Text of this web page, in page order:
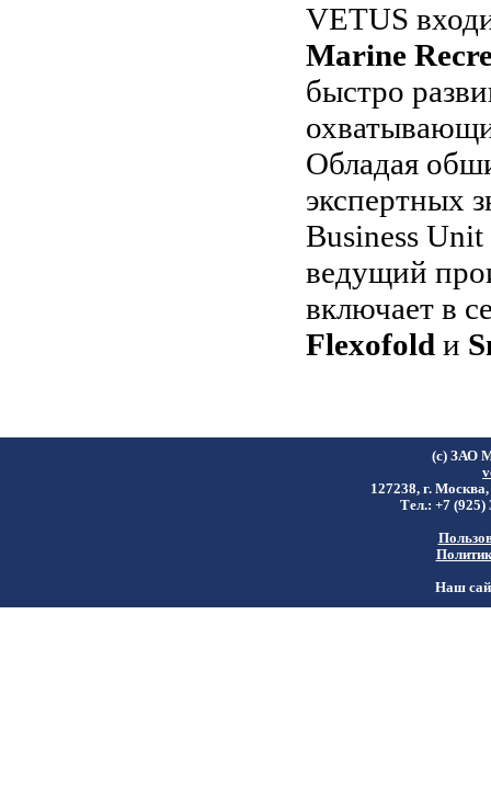
VETUS
Marine
быстро
Обладая
экспертных
Business Unit
ведущий
включает в
Flexofold и
(c) ЗАО
127238, г.
Тел.: +7 (925)
Наш